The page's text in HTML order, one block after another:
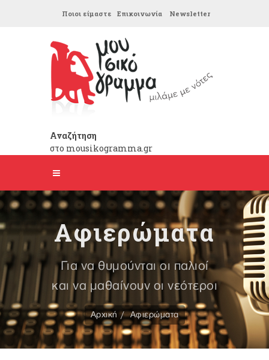
Ποιοι είμαστε Επικοινωνία Newsletter
Αναζήτηση
στο mousikogramma.gr
Αφιερώματα
Για να θυμούνται οι παλιοί
και να μαθαίνουν οι νεότεροι
Αρχική Αφιερώματα